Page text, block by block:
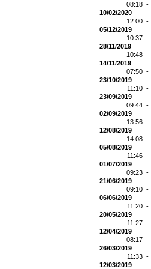
08:18 -
10/02/2020
12:00 -
05/12/2019
10:37 -
28/11/2019
10:48 -
14/11/2019
07:50 -
23/10/2019
11:10 -
23/09/2019
09:44 -
02/09/2019
13:56 -
12/08/2019
14:08 -
05/08/2019
11:46 -
01/07/2019
09:23 -
21/06/2019
09:10 -
06/06/2019
11:20 -
20/05/2019
11:27 -
12/04/2019
08:17 -
26/03/2019
11:33 -
12/03/2019